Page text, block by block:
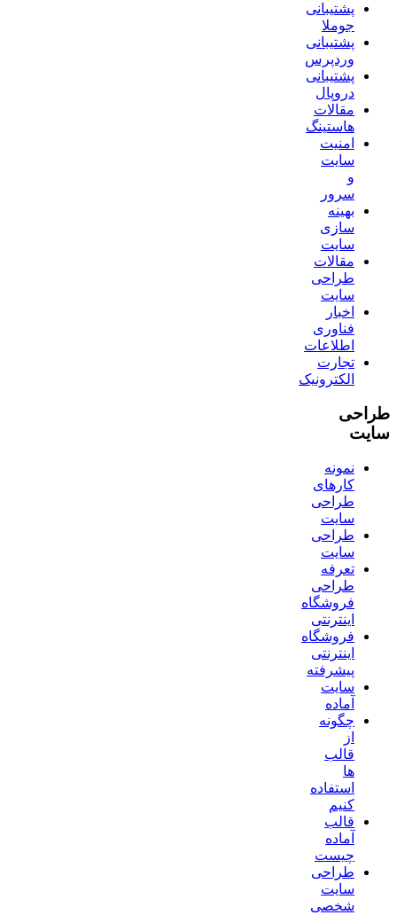
پشتیبانی
جوملا
پشتیبانی
وردپرس
پشتیبانی
دروپال
مقالات
هاستینگ
امنیت
سایت
و
سرور
بهینه
سازی
سایت
مقالات
طراحی
سایت
اخبار
فناوری
اطلاعات
تجارت
الکترونیک
طراحی
سایت
نمونه
کارهای
طراحی
سایت
طراحی
سایت
تعرفه
طراحی
فروشگاه
اینترنتی
فروشگاه
اینترنتی
پیشرفته
سایت
آماده
چگونه
از
قالب
ها
استفاده
کنیم
قالب
آماده
چیست
طراحی
سایت
شخصی